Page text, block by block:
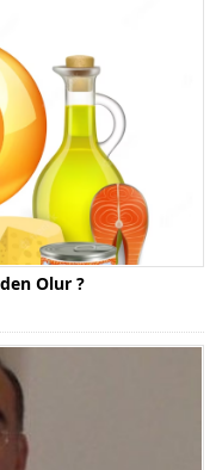
Olur ?